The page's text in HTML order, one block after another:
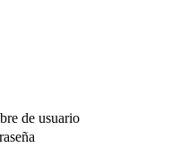
de usuario